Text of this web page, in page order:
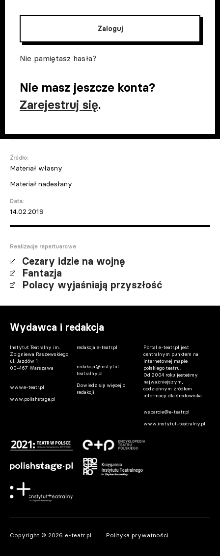
Zaloguj
Nie pamiętasz hasła?
Nie masz jeszcze konta?
Zarejestruj się.
Źródło:
Materiał własny
Materiał nadesłany
Data:
14.02.2019
Realizacje repertuarowe
Cezary idzie na wojnę
Fantazja
Polacy wyjaśniają przyszłość
Wydawca i redakcja
Instytut Teatralny im.
Zbigniewa Raszewskiego
ul. Jazdów 1
00-467 Warszawa
www.e-teatr.pl
www.polishstage.pl
redakcja e-teatr.pl
redakcja@instytut-
teatralny.pl
Dowiedz się więcej o
redakcji
Portal e-teatr.pl jest
centralnym punktem na
internetowej mapie
polskiego teatru.
Od 2004 roku jesteśmy
najważniejszym,
codziennym źródłem
informacji dla środowiska.
wsparcie@e-teatr.pl
www.instytut-teatralny.pl
Copyright © 2026 e-teatr.pl Polityka prywatności